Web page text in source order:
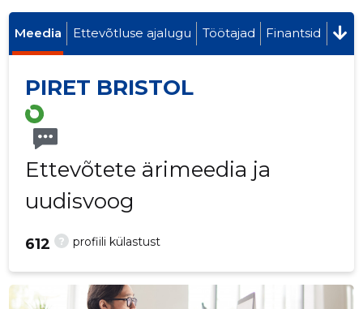
Meedia Ettevõtluse ajalugu Töötajad Finantsid
PIRET BRISTOL
Ettevõtete ärimeedia ja
uudisvoog
? profiili külastust
612